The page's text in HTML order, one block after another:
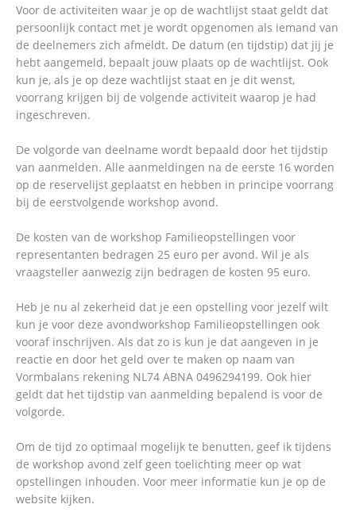
Voor de activiteiten waar je op de wachtlijst staat geldt dat
persoonlijk contact met je wordt opgenomen als iemand van
de deelnemers zich afmeldt. De datum (en tijdstip) dat jij je
hebt aangemeld, bepaalt jouw plaats op de wachtlijst. Ook
kun je, als je op deze wachtlijst staat en je dit wenst,
voorrang krijgen bij de volgende activiteit waarop je had
ingeschreven.
De volgorde van deelname wordt bepaald door het tijdstip
van aanmelden. Alle aanmeldingen na de eerste 16 worden
op de reservelijst geplaatst en hebben in principe voorrang
bij de eerstvolgende workshop avond.
De kosten van de workshop Familieopstellingen voor
representanten bedragen 25 euro per avond. Wil je als
vraagsteller aanwezig zijn bedragen de kosten 95 euro.
Heb je nu al zekerheid dat je een opstelling voor jezelf wilt
kun je voor deze avondworkshop Familieopstellingen ook
vooraf inschrijven. Als dat zo is kun je dat aangeven in je
reactie en door het geld over te maken op naam van
Vormbalans rekening NL74 ABNA 0496294199. Ook hier
geldt dat het tijdstip van aanmelding bepalend is voor de
volgorde.
Om de tijd zo optimaal mogelijk te benutten, geef ik tijdens
de workshop avond zelf geen toelichting meer op wat
opstellingen inhouden. Voor meer informatie kun je op de
website kijken.